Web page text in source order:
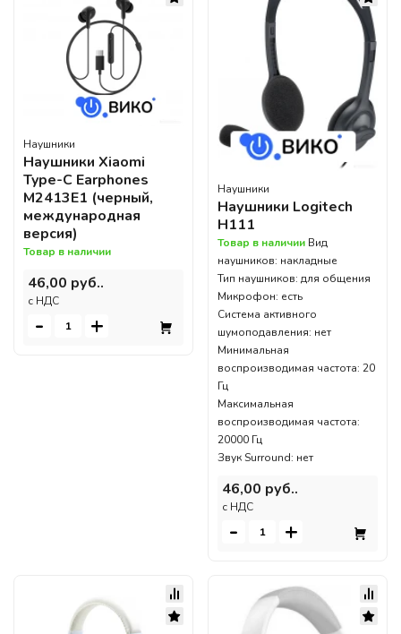
Наушники
Наушники Xiaomi
Type-C Earphones
M2413E1 (черный,
международная
версия)
Товар в наличии
46,00 руб..
c НДС
- +
Наушники
Наушники Logitech
H111
Товар в наличии Вид
наушников: накладные
Тип наушников: для общения
Микрофон: есть
Система активного
шумоподавления: нет
Минимальная
воспроизводимая частота: 20
Гц
Максимальная
воспроизводимая частота:
20000 Гц
Звук Surround: нет
46,00 руб..
c НДС
- +